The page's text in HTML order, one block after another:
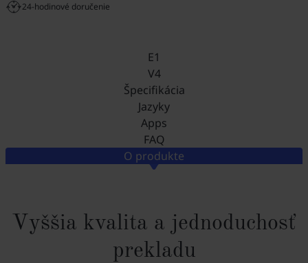
24-hodinové doručenie
O produkte
E1
V4
Špecifikácia
Jazyky
Apps
FAQ
Vyššia kvalita a jednoduchosť
prekladu